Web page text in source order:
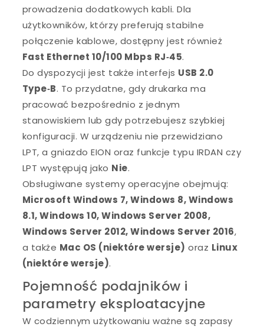
prowadzenia dodatkowych kabli. Dla
użytkowników, którzy preferują stabilne
połączenie kablowe, dostępny jest również
Fast Ethernet 10/100 Mbps RJ‑45.
Do dyspozycji jest także interfejs USB 2.0
Type‑B. To przydatne, gdy drukarka ma
pracować bezpośrednio z jednym
stanowiskiem lub gdy potrzebujesz szybkiej
konfiguracji. W urządzeniu nie przewidziano
LPT, a gniazdo EION oraz funkcje typu IRDAN czy
LPT występują jako Nie.
Obsługiwane systemy operacyjne obejmują:
Microsoft Windows 7, Windows 8, Windows
8.1, Windows 10, Windows Server 2008,
Windows Server 2012, Windows Server 2016,
a także Mac OS (niektóre wersje) oraz Linux
(niektóre wersje).
Pojemność podajników i
parametry eksploatacyjne
W codziennym użytkowaniu ważne są zapasy